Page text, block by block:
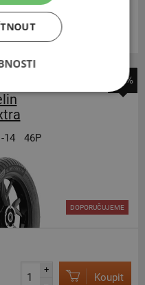
příští prac. den
4 ks.
-45%
-14
46P
DOPORUČUJEME
+
Koupit